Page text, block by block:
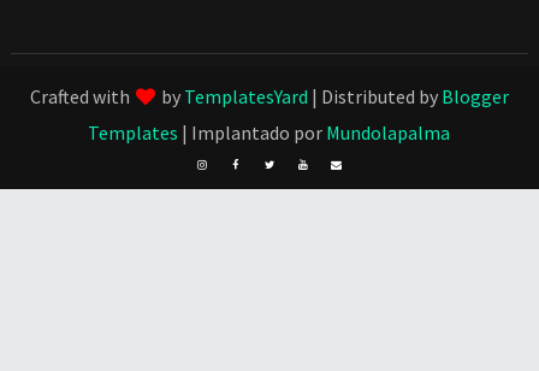
Crafted with by TemplatesYard | Distributed by Blogger
Templates | Implantado por Mundolapalma